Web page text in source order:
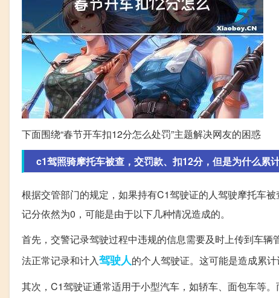
下面围绕“春节开车扣12分怎么处罚”主题解决网友的困惑
c1驾照骑摩托车被查，交罚款、扣12分，但是为什么累
根据交管部门的规定，如果持有C1驾驶证的人驾驶摩托车
记分依然为0，可能是由于以下几种情况造成的。
首先，交警记录驾驶过程中违规的信息需要及时上传到车
法正常记录和计入驾驶人的个人驾驶证。这可能是造成累计
其次，C1驾驶证通常适用于小型汽车，如轿车、面包车等